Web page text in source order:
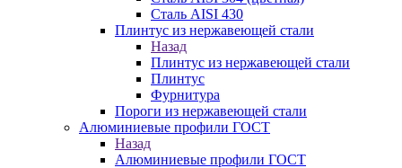
Сталь AISI 430
Плинтус из нержавеющей стали
Назад
Плинтус из нержавеющей стали
Плинтус
Фурнитура
Пороги из нержавеющей стали
Алюминиевые профили ГОСТ
Назад
Алюминиевые профили ГОСТ